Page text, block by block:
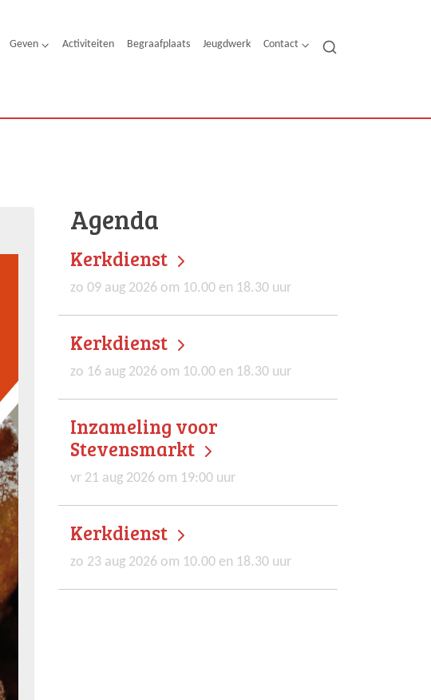
Geven Activiteiten Begraafplaats Jeugdwerk Contact
Agenda
Kerkdienst
zo 09 aug 2026 om 10.00 en 18.30 uur
Kerkdienst
zo 16 aug 2026 om 10.00 en 18.30 uur
Inzameling voor
Stevensmarkt
vr 21 aug 2026 om 19:00 uur
Kerkdienst
zo 23 aug 2026 om 10.00 en 18.30 uur